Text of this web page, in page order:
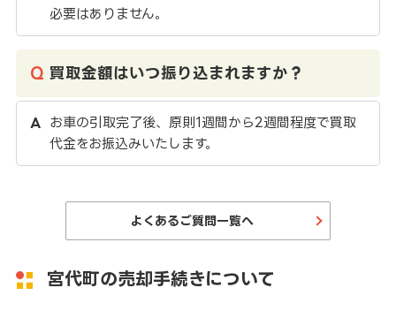
必要はありません。
買取金額はいつ振り込まれますか？
お車の引取完了後、原則1週間から2週間程度で買取
代金をお振込みいたします。
よくあるご質問一覧へ
宮代町の売却手続きについて